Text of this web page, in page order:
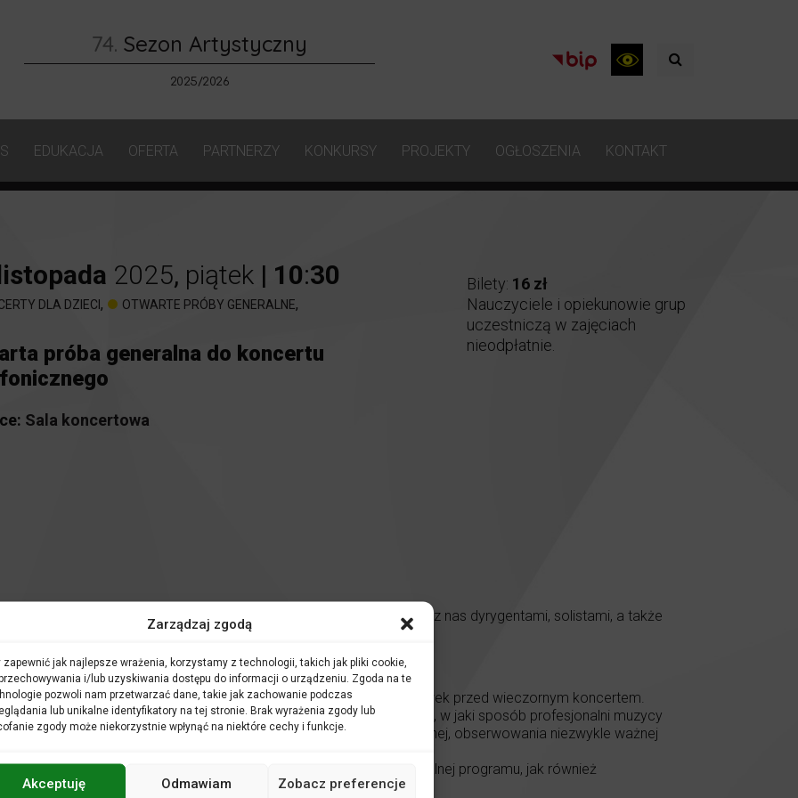
Zarządzaj zgodą
zapewnić jak najlepsze wrażenia, korzystamy z technologii, takich jak pliki cookie,
i/lub uzyskiwania dostępu do informacji o urządzeniu. Zgoda na te
pozwoli nam przetwarzać dane, takie jak zachowanie podczas
lub unikalne identyfikatory na tej stronie. Brak wyrażenia zgody lub
zgody może niekorzystnie wpłynąć na niektóre cechy i funkcje.
Akceptuję Odmawiam Zobacz preferencje
74. Sezon Artystyczny
2025/2026
EDUKACJA OFERTA PARTNERZY KONKURSY PROJEKTY OGŁOSZENIA KONTAKT
2025, piątek | 10:30
DLA DZIECI , OTWARTE PRÓBY GENERALNE,
próba generalna do koncertu
Sala koncertowa
Bilety: 16 zł
Nauczyciele i opiekunowie grup
uczestniczą w zajęciach
nieodpłatnie.
oraz ponadpodstawowych
na spotkania z zaproszonymi przez nas dyrygentami, solistami, a także
zwykłym dniem pracy.
próba generalna. Jest to ostatni moment na wprowadzenie poprawek przed wieczornym koncertem.
procesie kreowania sztuki. Zobaczyć, a przede wszystkim usłyszeć, w jaki sposób profesjonalni muzycy
te dają możliwość poznania tajników pracy orkiestry symfonicznej, obserwowania niezwykle ważnej
artystami.
spotkanie pogadanką nt. prezentowanego podczas próby generalnej programu, jak również
jest integralną częścią otwartej próby generalnej.